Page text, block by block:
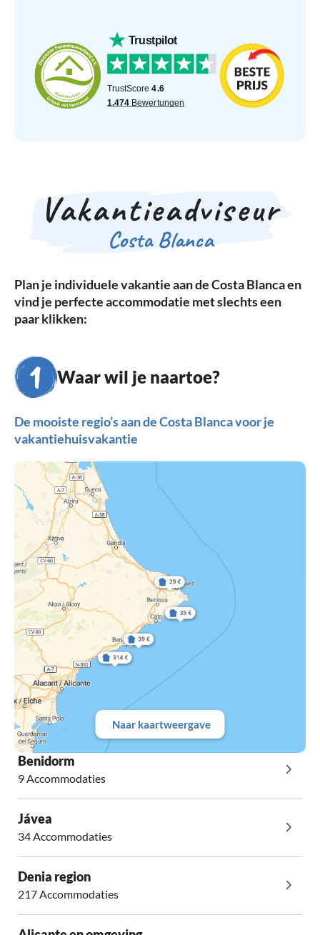
Vakantieadviseur
Costa Blanca
Plan je individuele vakantie aan de Costa Blanca en
vind je perfecte accommodatie met slechts een
paar klikken:
Waar wil je naartoe?
De mooiste regio’s aan de Costa Blanca voor je
vakantiehuisvakantie
Naar kaartweergave
Benidorm
9 Accommodaties
Jávea
34 Accommodaties
Denia region
217 Accommodaties